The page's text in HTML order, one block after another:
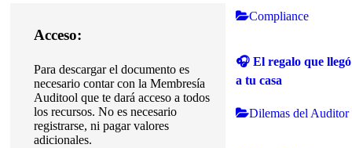
Acceso:
Para descargar el documento es
necesario contar con la Membresía
Auditool que te dará acceso a todos
los recursos. No es necesario
registrarse, ni pagar valores
adicionales.
Compliance
🎧 El regalo que llegó
a tu casa
Dilemas del Auditor